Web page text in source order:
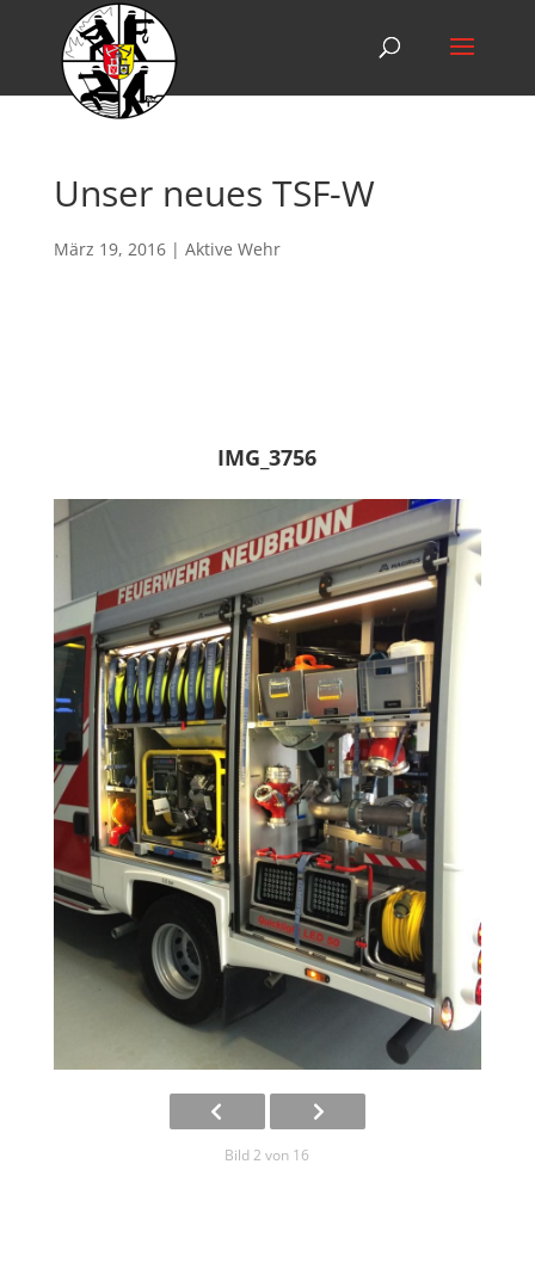
Unser neues TSF-W
März 19, 2016| Aktive Wehr
IMG_3756
Bild 2 von 16